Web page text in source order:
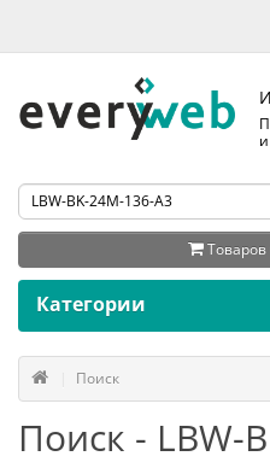
Товаров
Категории
Поиск
Поиск - LBW-